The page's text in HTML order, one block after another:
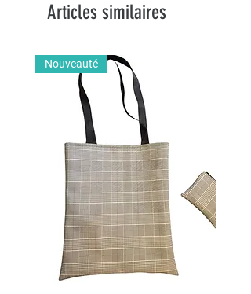
Articles similaires
Nouveauté